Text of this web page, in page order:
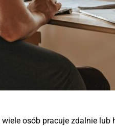
osób pracuje zdalnie lub